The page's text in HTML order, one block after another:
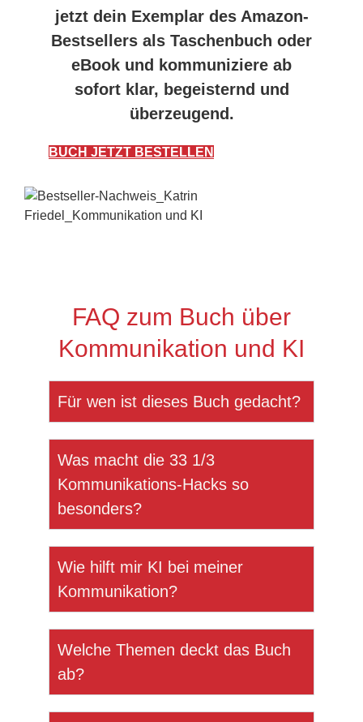
jetzt dein Exemplar des Amazon-
Bestsellers als Taschenbuch oder
eBook und kommuniziere ab
sofort klar, begeisternd und
überzeugend.
BUCH JETZT BESTELLEN
FAQ zum Buch über
Kommunikation und KI
Für wen ist dieses Buch gedacht?
Was macht die 33 1/3
Kommunikations-Hacks so
besonders?
Wie hilft mir KI bei meiner
Kommunikation?
Welche Themen deckt das Buch
ab?